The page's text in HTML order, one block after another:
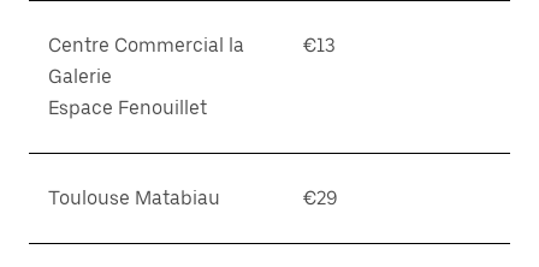
Centre Commercial la
Galerie
Espace Fenouillet
€13
Toulouse Matabiau €29